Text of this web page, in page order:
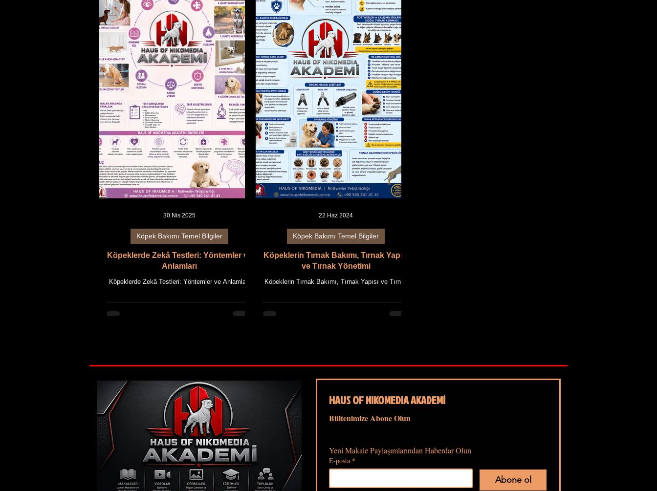
Köpeklerde Zekâ Testleri: Yöntemler ve
Anlamları
Köpeklerde Zekâ Testleri: Yöntemler ve Anlamları
yetiştiriciliği deneyimi ile güncel bilimsel bilgilerin
zekânın bundan çok daha karmaşık bir kavram
Köpek Bakımı Temel Bilgiler
30 Nis 2025
Köpeklerin Tırnak Bakımı, Tırnak Yapısı
ve Tırnak Yönetimi
Köpeklerin Tırnak Bakımı, Tırnak Yapısı ve Tırnak
NIKOMEDIA AKADEMİ | Ansiklopedi Rehberi Bu
çoğu zaman yalnızca kozmetik bir uygulama olarak
Köpek Bakımı Temel Bilgiler
22 Haz 2024
HAUS OF NIKOMEDIA AKADEMİ
Bültenimize Abone Olun
Yeni Makale Paylaşımlarından Haberdar Olun
E-posta *
Abone ol